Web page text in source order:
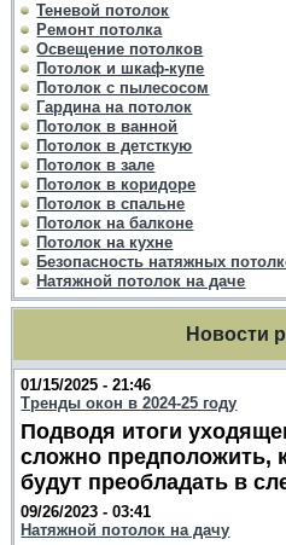
Теневой потолок
Ремонт потолка
Освещение потолков
Потолок и шкаф-купе
Потолок с пылесосом
Гардина на потолок
Потолок в ванной
Потолок в детсткую
Потолок в зале
Потолок в коридоре
Потолок в спальне
Потолок на балконе
Потолок на кухне
Безопасность натяжных
Натяжной потолок на даче
Новости
01/15/2025 - 21:46
Тренды окон в 2024-25 году
Подводя итоги
сложно предположить,
будут преобладать в
09/26/2023 - 03:41
Натяжной потолок на дачу